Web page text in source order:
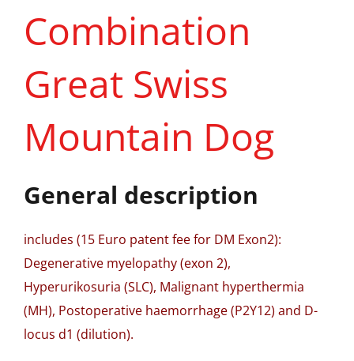
Combination
Great Swiss
Mountain Dog
General description
includes (15 Euro patent fee for DM Exon2):
Degenerative myelopathy (exon 2),
Hyperurikosuria (SLC), Malignant hyperthermia
(MH), Postoperative haemorrhage (P2Y12) and D-
locus d1 (dilution).